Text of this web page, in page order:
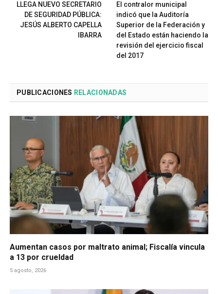
LLEGA NUEVO SECRETARIO
DE SEGURIDAD PÚBLICA:
JESÚS ALBERTO CAPELLA
IBARRA
El contralor municipal
indicó que la Auditoría
Superior de la Federación y
del Estado están haciendo la
revisión del ejercicio fiscal
del 2017
PUBLICACIONES RELACIONADAS
Aumentan casos por maltrato animal; Fiscalía vincula
a 13 por crueldad
5 agosto, 2026